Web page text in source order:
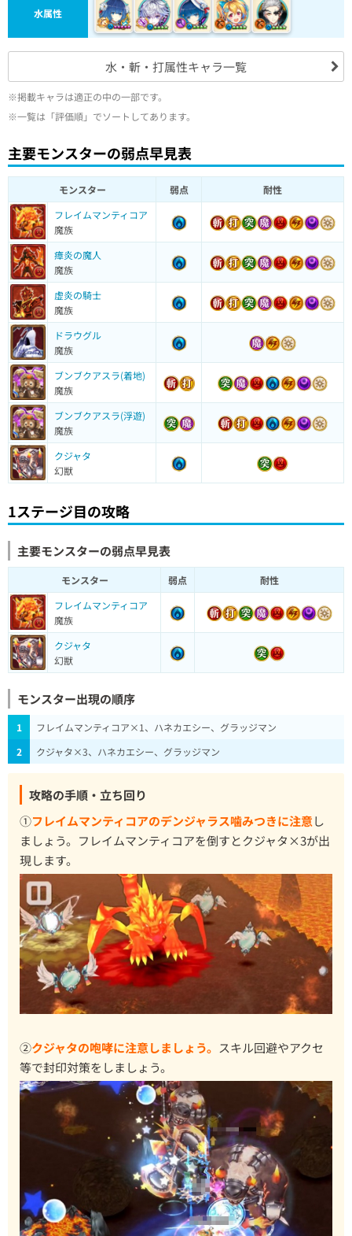
水属性
水・斬・打属性キャラ一覧
※掲載キャラは適正の中の一部です。
※一覧は「評価順」でソートしてあります。
主要モンスターの弱点早見表
モンスター 弱点
耐性
フレイムマンティコア
魔族
瘴炎の魔人
魔族
虚炎の騎士
魔族
ドラウグル
魔族
ブンブクアスラ(着地)
魔族
ブンブクアスラ(浮遊)
魔族
クジャタ
幻獣
1ステージ目の攻略
主要モンスターの弱点早見表
モンスター 弱点
耐性
フレイムマンティコア
魔族
クジャタ
幻獣
モンスター出現の順序
1
フレイムマンティコア×1、ハネカエシー、グラッジマン
2
クジャタ×3、ハネカエシー、グラッジマン
攻略の手順・立ち回り
①フレイムマンティコアのデンジャラス噛みつきに注意し
ましょう。フレイムマンティコアを倒すとクジャタ×3が出
現します。
②クジャタの咆哮に注意しましょう。 スキル回避やアクセ
等で封印対策をしましょう。